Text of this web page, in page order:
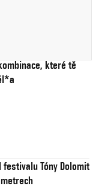
které tě
Tóny Dolomit